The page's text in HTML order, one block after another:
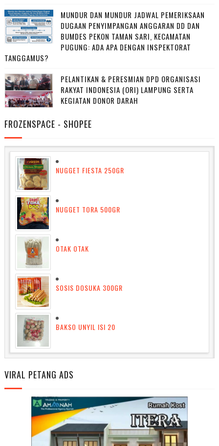
MUNDUR DAN MUNDUR JADWAL PEMERIKSAAN
DUGAAN PENYIMPANGAN ANGGARAN DD DAN
BUMDES PEKON TAMAN SARI, KECAMATAN
PUGUNG: ADA APA DENGAN INSPEKTORAT
TANGGAMUS?
PELANTIKAN & PERESMIAN DPD ORGANISASI
RAKYAT INDONESIA (ORI) LAMPUNG SERTA
KEGIATAN DONOR DARAH
FROZENSPACE - SHOPEE
NUGGET FIESTA 250GR
NUGGET TORA 500GR
OTAK OTAK
SOSIS DOSUKA 300GR
BAKSO UNYIL ISI 20
VIRAL PETANG ADS